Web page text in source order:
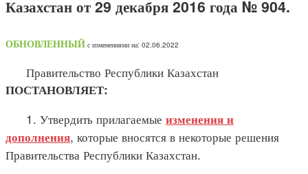
Казахстан от 29 декабря 2016 года № 904.
ОБНОВЛЕННЫЙ с изменениями на: 02.06.2022
Правительство Республики Казахстан
ПОСТАНОВЛЯЕТ:
1. Утвердить прилагаемые изменения и
дополнения, которые вносятся в некоторые решения
Правительства Республики Казахстан.